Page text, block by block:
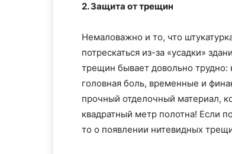
2. Защита от трещин
Немаловажно и то, что
потрескаться из-за «усадки»
трещин бывает довольно трудно:
головная боль, временные и
прочный отделочный материал,
квадратный метр полотна! Если
то о появлении нитевидных